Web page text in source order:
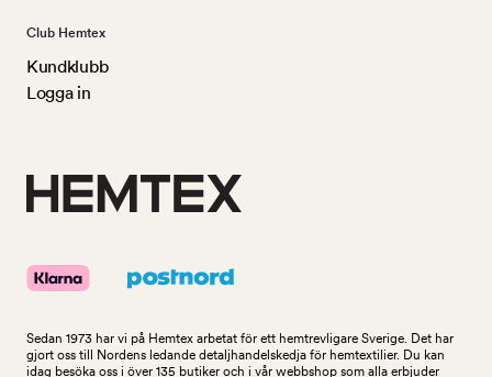
Club Hemtex
Kundklubb
Logga in
Sedan 1973 har vi på Hemtex arbetat för ett hemtrevligare Sverige. Det har
gjort oss till Nordens ledande detaljhandelskedja för hemtextilier. Du kan
idag besöka oss i över 135 butiker och i vår webbshop som alla erbjuder